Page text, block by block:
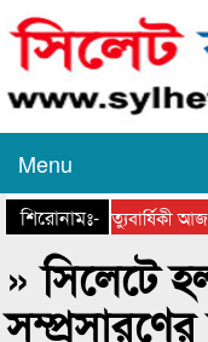
Menu
শিরোনামঃ-
৪২তম মৃত্যুবার্ষিকী আজ
» সিলেটে